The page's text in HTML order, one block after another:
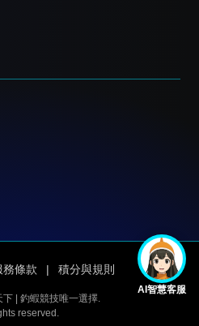
AI智慧客服
務條款 | 積分與規則
| 釣蝦競技唯一選擇.
reserved.